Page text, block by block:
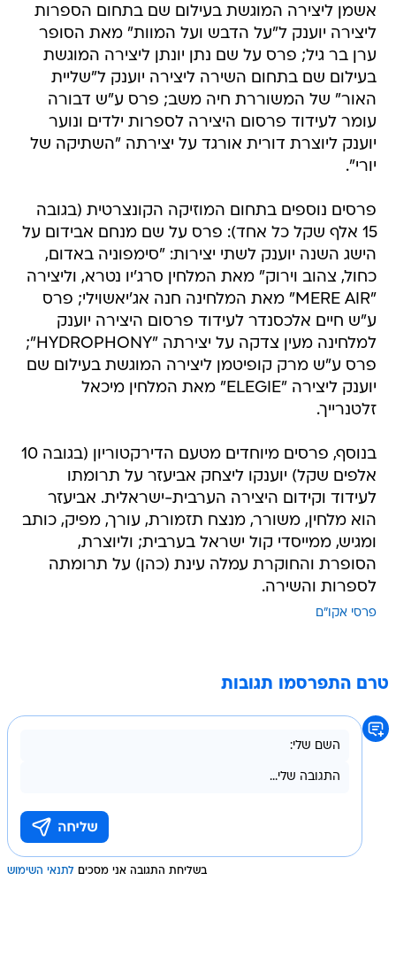
אשמן ליצירה המוגשת בעילום שם בתחום הספרות
ליצירה יוענק ל"על הדבש ועל המוות" מאת הסופר
ערן בר גיל; פרס על שם נתן יונתן ליצירה המוגשת
בעילום שם בתחום השירה ליצירה יוענק ל"שליית
האור" של המשוררת חיה משב; פרס ע"ש דבורה
עומר לעידוד פרסום היצירה לספרות ילדים ונוער
יוענק ליוצרת דורית אורגד על יצירתה "השתיקה של
יורי".
פרסים נוספים בתחום המוזיקה הקונצרטית (בגובה
15 אלף שקל כל אחד): פרס על שם מנחם אבידום על
הישג השנה יוענק לשתי יצירות: "סימפוניה באדום,
כחול, צהוב וירוק" מאת המלחין סרג'יו נטרא, וליצירה
"MERE AIR" מאת המלחינה חנה אג'יאשוילי; פרס
ע"ש חיים אלכסנדר לעידוד פרסום היצירה יוענק
למלחינה מעין צדקה על יצירתה "HYDROPHONY";
פרס ע"ש מרק קופיטמן ליצירה המוגשת בעילום שם
יוענק ליצירה "ELEGIE" מאת המלחין מיכאל
זלטנרייך.
בנוסף, פרסים מיוחדים מטעם הדירקטוריון (בגובה 10
אלפים שקל) יוענקו ליצחק אביעזר על תרומתו
לעידוד וקידום היצירה הערבית-ישראלית. אביעזר
הוא מלחין, משורר, מנצח תזמורת, עורך, מפיק, כותב
ומגיש, ממייסדי קול ישראל בערבית; וליוצרת,
הסופרת והחוקרת עמלה עינת (כהן) על תרומתה
לספרות והשירה.
פרסי אקו"ם
טרם התפרסמו תגובות
בשליחת התגובה אני מסכים לתנאי השימוש